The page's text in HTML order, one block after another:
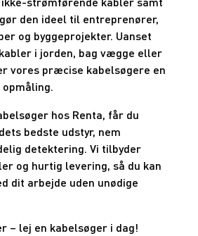
den ideel til entreprenører,
og byggeprojekter. Uanset
i jorden, bag vægge eller
vores præcise kabelsøgere en
hos Renta, får du
bedste udstyr, nem
detektering. Vi tilbyder
og hurtig levering, så du kan
dit arbejde uden unødige
– lej en kabelsøger i dag!